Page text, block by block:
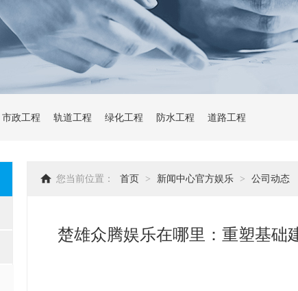
市政工程 轨道工程 绿化工程 防水工程 道路工程
您当前位置： 首页 > 新闻中心官方娱乐 > 公司动态
楚雄众腾娱乐在哪里：重塑基础